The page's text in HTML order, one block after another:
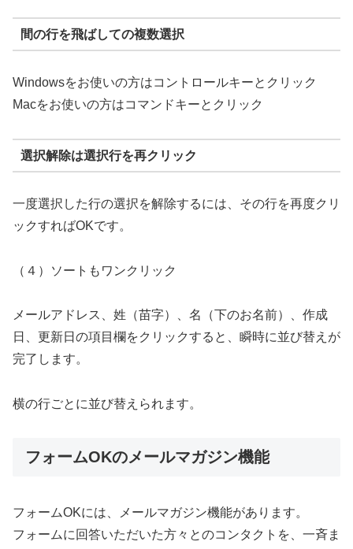
間の行を飛ばしての複数選択
Windowsをお使いの方はコントロールキーとクリック
Macをお使いの方はコマンドキーとクリック
選択解除は選択行を再クリック
一度選択した行の選択を解除するには、その行を再度クリ
ックすればOKです。
（４）ソートもワンクリック
メールアドレス、姓（苗字）、名（下のお名前）、作成
日、更新日の項目欄をクリックすると、瞬時に並び替えが
完了します。
横の行ごとに並び替えられます。
フォームOKのメールマガジン機能
フォームOKには、メールマガジン機能があります。
フォームに回答いただいた方々とのコンタクトを、一斉ま